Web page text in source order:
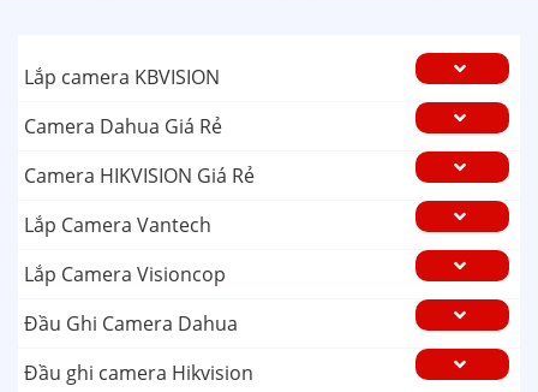
Lắp camera KBVISION
Camera Dahua Giá Rẻ
Camera HIKVISION Giá Rẻ
Lắp Camera Vantech
Lắp Camera Visioncop
Đầu Ghi Camera Dahua
Đầu ghi camera Hikvision